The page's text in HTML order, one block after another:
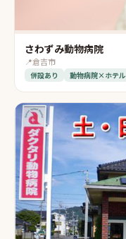
さわずみ動物病院
📍倉吉市
併設あり 動物病院×ホテル